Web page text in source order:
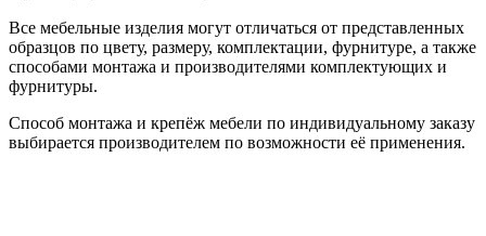
Все мебельные изделия могут отличаться от представленных
образцов по цвету, размеру, комплектации, фурнитуре, а также
способами монтажа и производителями комплектующих и
фурнитуры.
Способ монтажа и крепёж мебели по индивидуальному заказу
выбирается производителем по возможности её применения.